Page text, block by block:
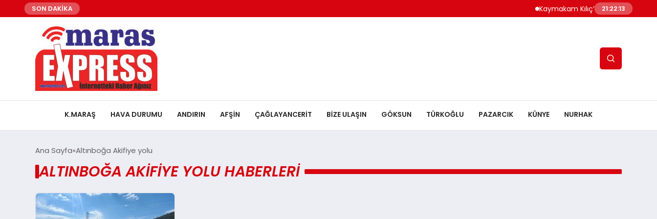
SON DAKİKA Kaymakam Kılıç’tan Kaymakam
21:22:13
K.MARAŞ HAVA DURUMU ANDIRIN AFŞİN ÇAĞLAYANCERİT BİZE ULAŞIN GÖKSUN TÜRKOĞLU PAZARCIK KÜNYE NURHAK
Ana Sayfa Altınboğa Akifiye yolu
ALTINBOĞA AKIFIYE YOLU HABERLERI